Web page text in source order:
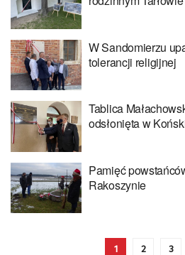
W Sandomierzu
tolerancji religijnej
Tablica
odsłonięta w
Pamięć
Rakoszynie
1 2 3